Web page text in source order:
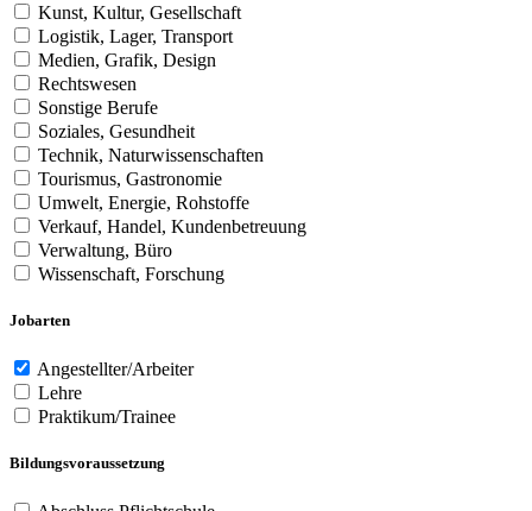
Kunst, Kultur, Gesellschaft
Logistik, Lager, Transport
Medien, Grafik, Design
Rechtswesen
Sonstige Berufe
Soziales, Gesundheit
Technik, Naturwissenschaften
Tourismus, Gastronomie
Umwelt, Energie, Rohstoffe
Verkauf, Handel, Kundenbetreuung
Verwaltung, Büro
Wissenschaft, Forschung
Jobarten
Angestellter/Arbeiter
Lehre
Praktikum/Trainee
Bildungsvoraussetzung